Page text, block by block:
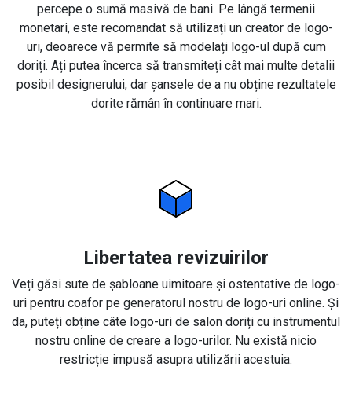
percepe o sumă masivă de bani. Pe lângă termenii
monetari, este recomandat să utilizați un creator de logo-
uri, deoarece vă permite să modelați logo-ul după cum
doriți. Ați putea încerca să transmiteți cât mai multe detalii
posibil designerului, dar șansele de a nu obține rezultatele
dorite rămân în continuare mari.
Libertatea revizuirilor
Veți găsi sute de șabloane uimitoare și ostentative de logo-
uri pentru coafor pe generatorul nostru de logo-uri online. Și
da, puteți obține câte logo-uri de salon doriți cu instrumentul
nostru online de creare a logo-urilor. Nu există nicio
restricție impusă asupra utilizării acestuia.